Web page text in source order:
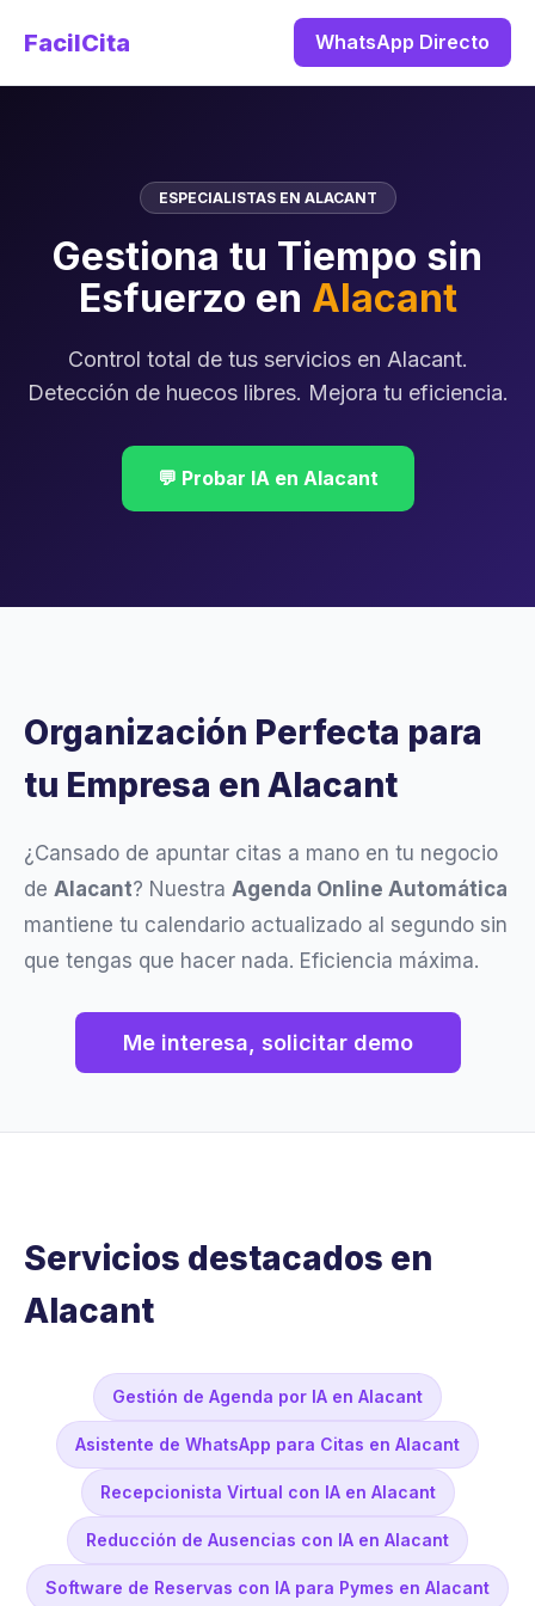
FacilCita WhatsApp Directo
ESPECIALISTAS EN ALACANT
Gestiona tu Tiempo sin
Esfuerzo en Alacant
Control total de tus servicios en Alacant.
Detección de huecos libres. Mejora tu eficiencia.
💬 Probar IA en Alacant
Organización Perfecta para
tu Empresa en Alacant
¿Cansado de apuntar citas a mano en tu negocio
de Alacant? Nuestra Agenda Online Automática
mantiene tu calendario actualizado al segundo sin
que tengas que hacer nada. Eficiencia máxima.
Me interesa, solicitar demo
Servicios destacados en
Alacant
Gestión de Agenda por IA en Alacant
Asistente de WhatsApp para Citas en Alacant
Recepcionista Virtual con IA en Alacant
Reducción de Ausencias con IA en Alacant
Software de Reservas con IA para Pymes en Alacant